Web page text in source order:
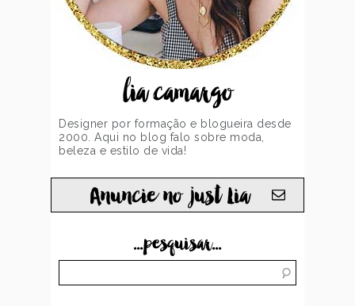
lia camargo
Designer por formação e blogueira desde
2000. Aqui no blog falo sobre moda,
beleza e estilo de vida!
Anuncie no just Lia
...pesquisar...